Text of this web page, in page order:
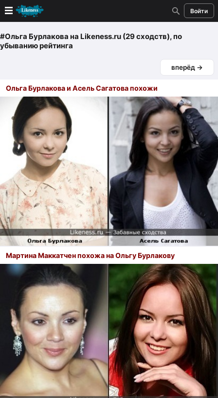
Войти
Новые
Голосование
Кандидаты
Случайное сходство 👍
Создать сходство
Для публикации необходима авторизация
Поиск
#Ольга Бурлакова на Likeness.ru (29 сходств), по
убыванию рейтинга
вперёд →
Ольга Бурлакова и Асель Сагатова похожи
Мартина Маккатчен похожа на Ольгу Бурлакову